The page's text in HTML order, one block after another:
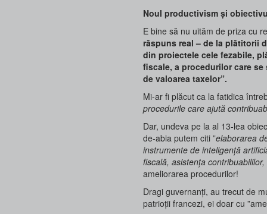
Noul productivism și
E bine să nu uităm de priza cu
răspuns real – de la plătitorii
din proiectele cele fezabile,
fiscale, a procedurilor care
de valoarea taxelor”.
Mi-ar fi plăcut ca la fatidica
procedurile care ajută
Dar, undeva pe la al 13-lea
de-abia putem citi ”elaborarea
instrumente de inteligență
fiscală, asistența
ameliorarea procedurilor!
Dragi guvernanți, au trecut de
patrioții francezi, ei doar cu